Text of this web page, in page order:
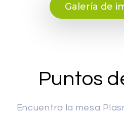
Galería de
Puntos
Encuentra la mesa